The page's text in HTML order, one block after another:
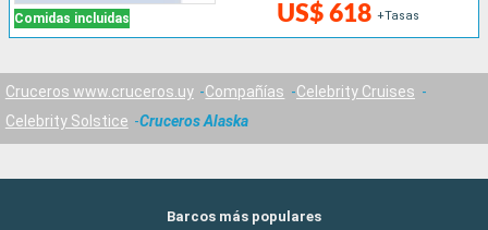
Comidas incluidas US$ 618 +Tasas
Cruceros www.cruceros.uy Compañías
Celebrity Cruises
Celebrity Solstice
Cruceros Alaska
Barcos más populares